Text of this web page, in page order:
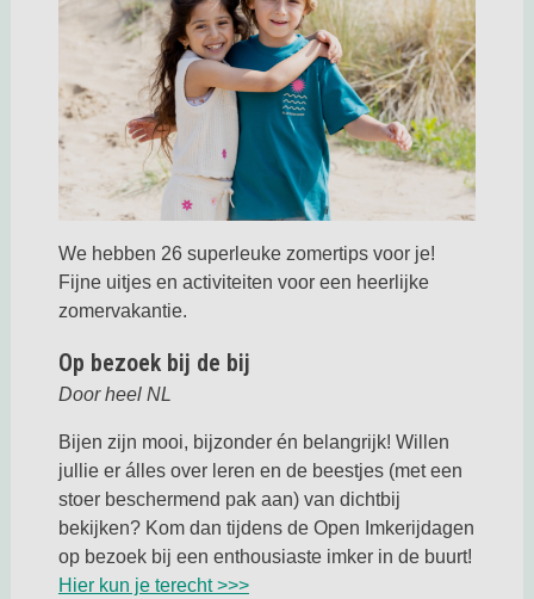
We hebben 26 superleuke zomertips voor je!
Fijne uitjes en activiteiten voor een heerlijke
zomervakantie.
Op bezoek bij de bij
Door heel NL
Bijen zijn mooi, bijzonder én belangrijk! Willen
jullie er álles over leren en de beestjes (met een
stoer beschermend pak aan) van dichtbij
bekijken? Kom dan tijdens de Open Imkerijdagen
op bezoek bij een enthousiaste imker in de buurt!
Hier kun je terecht >>>